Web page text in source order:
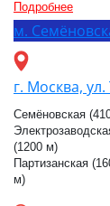
Подробнее
м.
г. Москва, ул.
Семёновская
(1200 м)
Партизанская
м)